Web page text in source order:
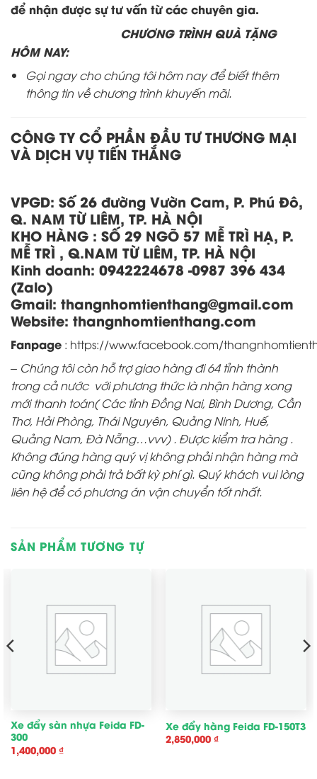
để nhận được sự tư vấn từ các chuyên gia.
CHƯƠNG TRÌNH QUÀ TẶNG
HÔM NAY:
Gọi ngay cho chúng tôi hôm nay để biết thêm
thông tin về chương trình khuyến mãi.
CÔNG TY CỔ PHẦN ĐẦU TƯ THƯƠNG MẠI
VÀ DỊCH VỤ TIẾN THẮNG
VPGD: Số 26 đường Vườn Cam, P. Phú Đô,
Q. NAM TỪ LIÊM, TP. HÀ NỘI
KHO HÀNG : SỐ 29 NGÕ 57 MỄ TRÌ HẠ, P.
MỄ TRÌ , Q.NAM TỪ LIÊM, TP. HÀ NỘI
Kinh doanh: 0942224678 -0987 396 434
(Zalo)
Gmail: thangnhomtienthang@gmail.com
Website: thangnhomtienthang.com
Fanpage : https://www.facebook.com/
– Chúng tôi còn hỗ trợ giao hàng đi 64 tỉnh thành
trong cả nước với phương thức là nhận hàng xong
mới thanh toán( Các tỉnh Đồng Nai, Bình Dương, Cần
Thơ, Hải Phòng, Thái Nguyên, Quảng Ninh, Huế,
Quảng Nam, Đà Nẵng…vvv) . Được kiểm tra hàng .
Không đúng hàng quý vị không phải nhận hàng mà
cũng không phải trả bất kỳ phí gì. Quý khách vui lòng
liên hệ để có phương án vận chuyển tốt nhất.
SẢN PHẨM TƯƠNG TỰ
Xe đẩy sàn nhựa Feida FD-
300
1,400,000 ₫
Xe đẩy hàng Feida FD-150T3
2,850,000 ₫